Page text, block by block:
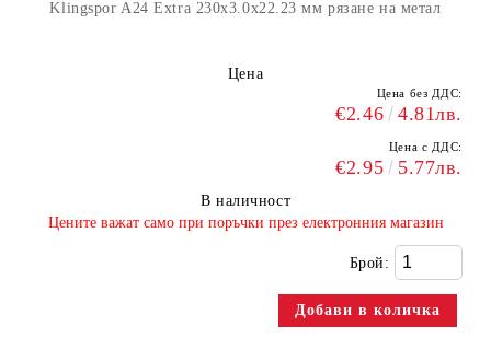
Klingspor A24 Extra 230x3.0x22.23 мм рязане на метал
Цена
Цена без ДДС:
€2.46 4.81лв.
Цена с ДДС:
€2.95 5.77лв.
В наличност
​Цените важат само при поръчки през електронния магазин
Брой: